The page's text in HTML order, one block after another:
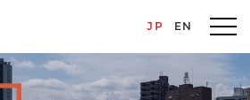
JP EN